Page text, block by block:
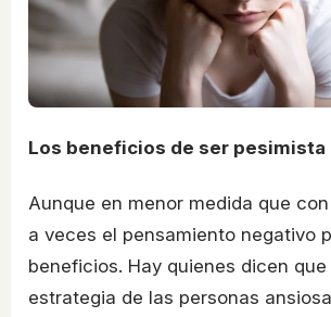
Los beneficios de ser pesimista
Aunque en menor medida que
a veces el pensamiento negativo
beneficios. Hay quienes dicen que
estrategia de las personas